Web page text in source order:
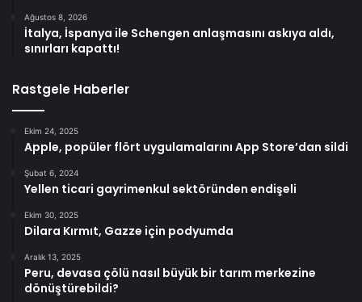
Ağustos 8, 2026
İtalya, İspanya ile Schengen anlaşmasını askıya aldı,
sınırları kapattı!
Rastgele Haberler
Ekim 24, 2025
Apple, popüler flört uygulamalarını App Store’dan sildi
Şubat 6, 2024
Yellen ticari gayrimenkul sektöründen endişeli
Ekim 30, 2025
Dilara Kırmıt, Gazze için podyumda
Aralık 13, 2025
Peru, devasa çölü nasıl büyük bir tarım merkezine
dönüştürebildi?